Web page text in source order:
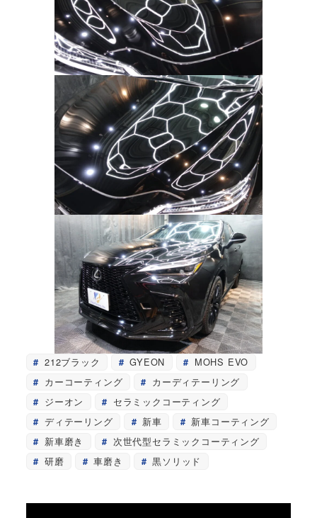
212ブラック GYEON
MOHS EVO
カーコーティング
カーディテーリング
ジーオン
セラミックコーティング
ディテーリング
新車
新車コーティング
新車磨き
次世代型セラミックコーティング
研磨
車磨き 黒ソリッド